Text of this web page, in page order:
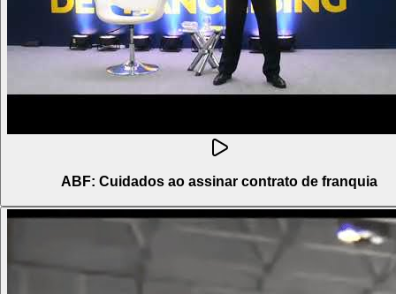
ABF: Cuidados ao assinar contrato de franquia